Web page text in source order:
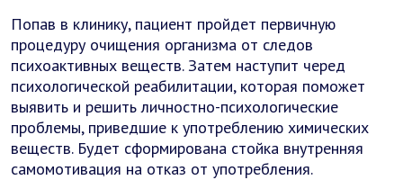
Попав в клинику, пациент пройдет первичную
процедуру очищения организма от следов
психоактивных веществ. Затем наступит черед
психологической реабилитации, которая поможет
выявить и решить личностно-психологические
проблемы, приведшие к употреблению химических
веществ. Будет сформирована стойка внутренняя
самомотивация на отказ от употребления.